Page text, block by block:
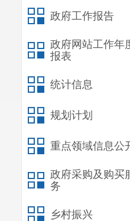
政府工作报告
政府网站工作年
报表
统计信息
规划计划
重点领域信息公
政府采购及购买
务
乡村振兴